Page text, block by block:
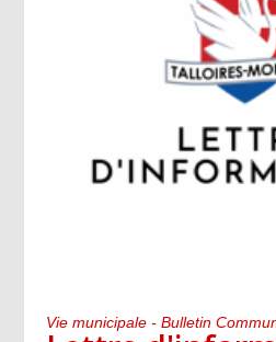
Vie municipale - Bulletin